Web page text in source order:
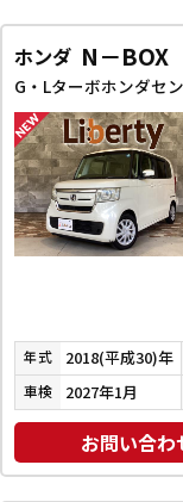
ホンダ N－BOX
年式 2018(平成30)年
車検 2027年1月
お問い合わ